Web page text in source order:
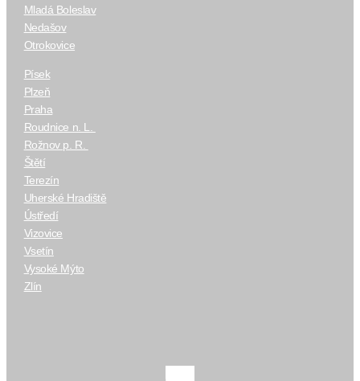
Mladá Boleslav
Nedašov
Otrokovice
Písek
Plzeň
Praha
Roudnice n. L.
Rožnov p. R.
Štětí
Terezín
Uherské Hradiště
Ústředí
Vizovice
Vsetín
Vysoké Mýto
Zlín